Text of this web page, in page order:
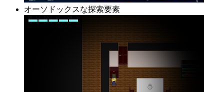
オーソドックスな探索要素